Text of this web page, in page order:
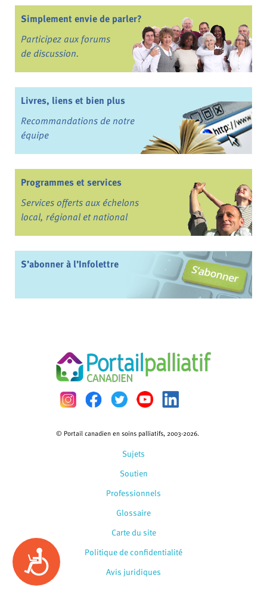
Accessibility
Simplement envie de parler?
Participez aux forums
de discussion.
Livres, liens et bien plus
Recommandations de notre
équipe
Programmes et services
Services offerts aux échelons
local, régional et national
S’abonner à l’Infolettre
Sujets
Soutien
Professionnels
Glossaire
© Portail canadien en soins palliatifs, 2003-2026.
Carte du site
Politique de confidentialité
Avis juridiques